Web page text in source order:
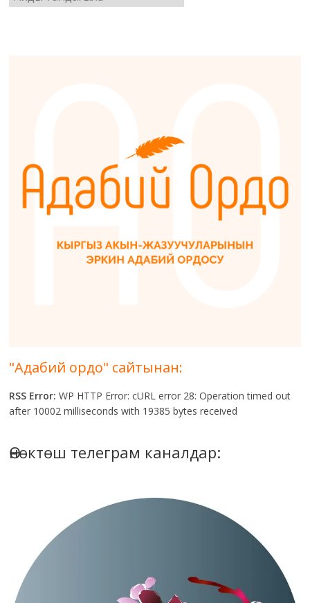
"Адабий ордо" сайтынан:
RSS Error: WP HTTP Error: cURL error 28: Operation timed out
after 10002 milliseconds with 19385 bytes received
Өнөктөш телеграм каналдар: